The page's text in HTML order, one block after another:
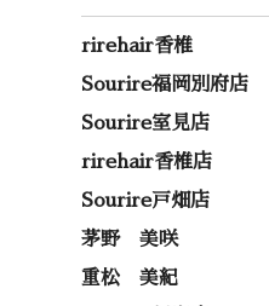
rirehair香椎
Sourire福岡別府店
Sourire室見店
rirehair香椎店
Sourire戸畑店
茅野 美咲
重松 美紀